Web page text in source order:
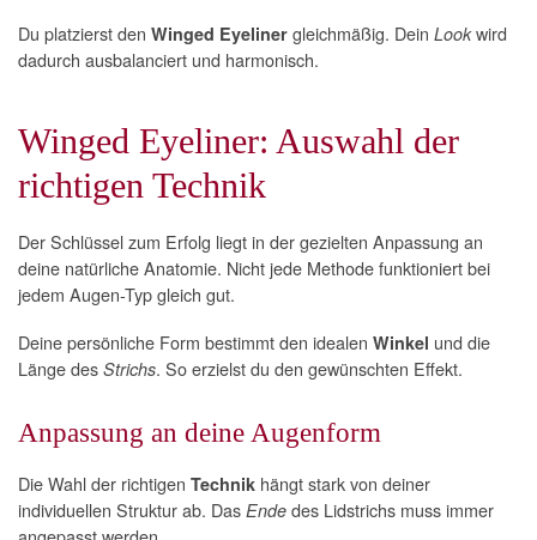
Du platzierst den Winged Eyeliner gleichmäßig. Dein Lookwird
dadurch ausbalanciert und harmonisch.
Winged Eyeliner: Auswahl der
richtigen Technik
Der Schlüssel zum Erfolg liegt in der gezielten Anpassung an
deine natürliche Anatomie. Nicht jede Methode funktioniert bei
jedem Augen-Typ gleich gut.
Deine persönliche Form bestimmt den idealen Winkel und die
Länge des Strichs. So erzielst du den gewünschten Effekt.
Anpassung an deine Augenform
Die Wahl der richtigen Technik hängt stark von deiner
individuellen Struktur ab. Das Ende des Lidstrichs muss immer